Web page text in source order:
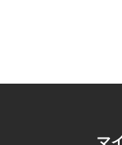
マ